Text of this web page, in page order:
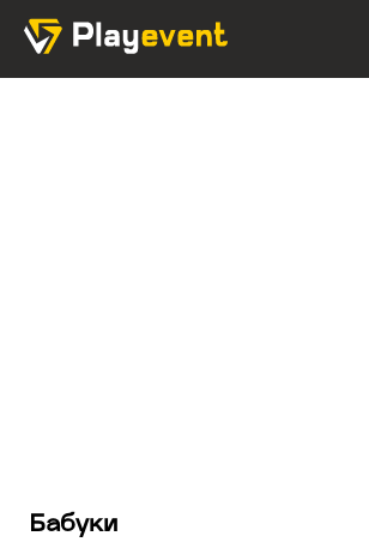
Бабуки